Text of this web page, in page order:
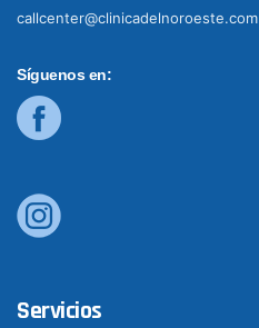
callcenter@clinicadelnoroeste.com
Síguenos en:
Servicios